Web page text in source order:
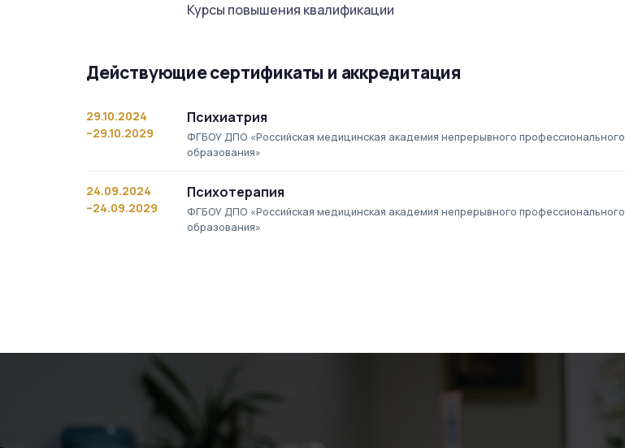
Курсы повышения квалификации
Действующие сертификаты и аккредитация
29.10.2024
–29.10.2029
Психиатрия
ФГБОУ ДПО «Российская медицинская академия непрерывного профессионального
образования»
24.09.2024
–24.09.2029
Психотерапия
ФГБОУ ДПО «Российская медицинская академия непрерывного профессионального
образования»